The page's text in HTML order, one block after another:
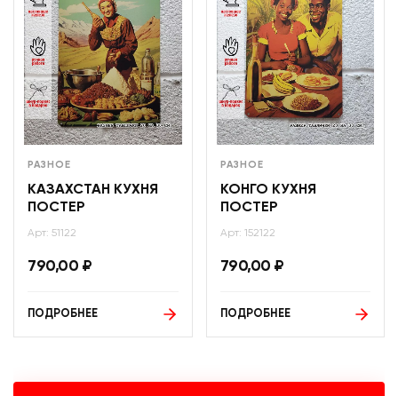
РАЗНОЕ
КАЗАХСТАН КУХНЯ
ПОСТЕР
Арт: 51122
790,00 ₽
ПОДРОБНЕЕ
РАЗНОЕ
КОНГО КУХНЯ
ПОСТЕР
Арт: 152122
790,00 ₽
ПОДРОБНЕЕ